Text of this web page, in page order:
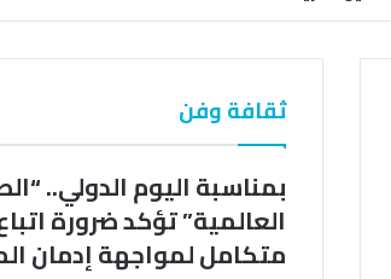
ثقافة وفن
بمناسبة اليوم الدولي..
العالمية” تؤكد ضرورة
متكامل لمواجهة إدمان